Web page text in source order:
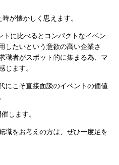
が懐かしく思えます。
に比べるとコンパクトなイベン
したいという意欲の高い企業さ
職者がスポット的に集まる為、マ
じます。
にこそ直接面談のイベントの価値
します。
職をお考えの方は、ぜひ一度足を